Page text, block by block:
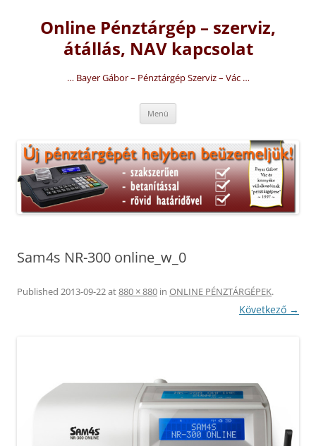
tartalomba
Online Pénztárgép – szerviz,
átállás, NAV kapcsolat
… Bayer Gábor – Pénztárgép Szerviz – Vác …
Menü
Sam4s NR-300 online_w_0
Published 2013-09-22at880 × 880 in ONLINE PÉNZTÁRGÉPEK.
Következő →